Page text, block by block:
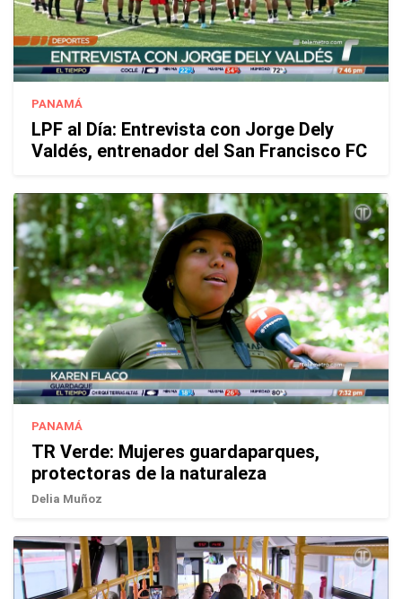
PANAMÁ
LPF al Día: Entrevista con Jorge Dely
Valdés, entrenador del San Francisco FC
PANAMÁ
TR Verde: Mujeres guardaparques,
protectoras de la naturaleza
Delia Muñoz